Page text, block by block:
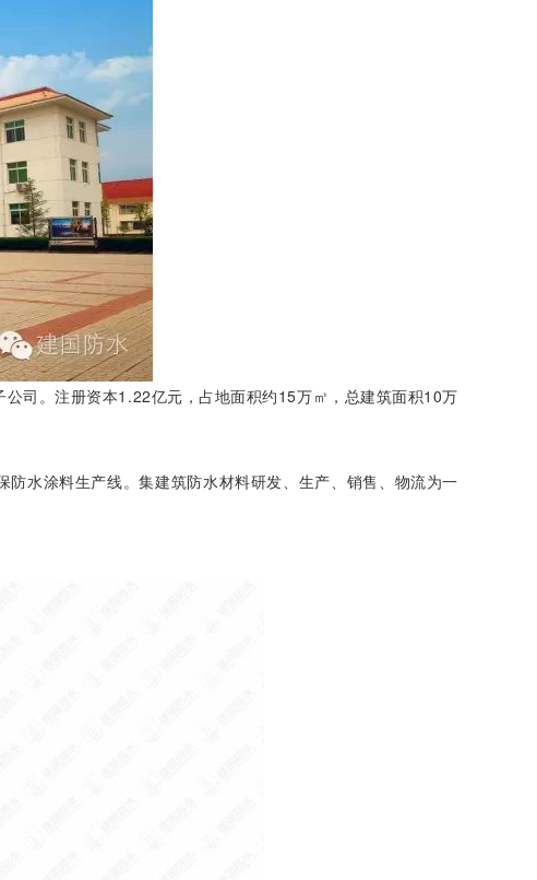
司。注册资本1.22亿元，占地面积约15万㎡，总建筑面积10万
水涂料生产线。集建筑防水材料研发、生产、销售、物流为一